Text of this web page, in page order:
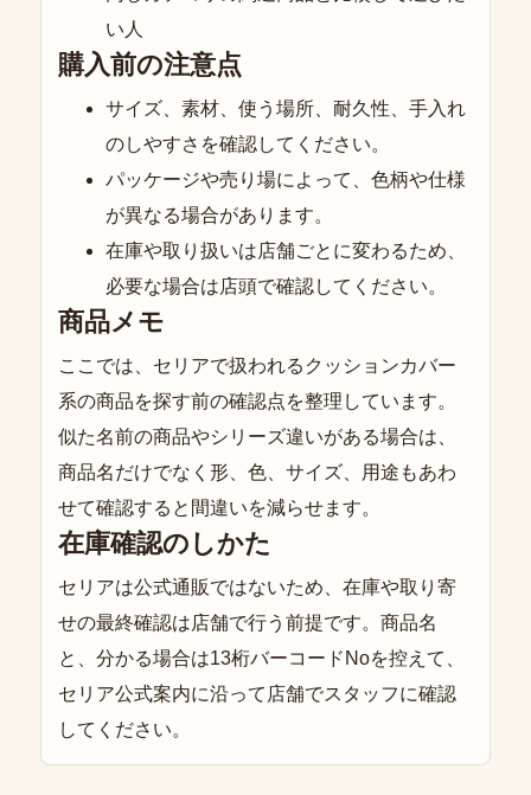
い人
購入前の注意点
サイズ、素材、使う場所、耐久性、手入れ
のしやすさを確認してください。
パッケージや売り場によって、色柄や仕様
が異なる場合があります。
在庫や取り扱いは店舗ごとに変わるため、
必要な場合は店頭で確認してください。
商品メモ
ここでは、セリアで扱われるクッションカバー
系の商品を探す前の確認点を整理しています。
似た名前の商品やシリーズ違いがある場合は、
商品名だけでなく形、色、サイズ、用途もあわ
せて確認すると間違いを減らせます。
在庫確認のしかた
セリアは公式通販ではないため、在庫や取り寄
せの最終確認は店舗で行う前提です。商品名
と、分かる場合は13桁バーコードNoを控えて、
セリア公式案内に沿って店舗でスタッフに確認
してください。